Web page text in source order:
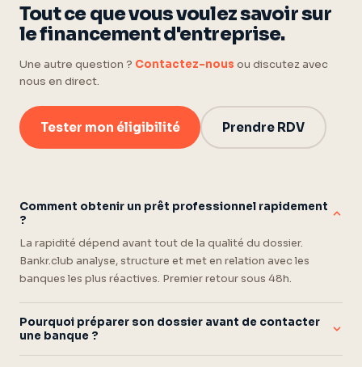
Tout ce que vous voulez savoir sur
le financement d'entreprise.
Une autre question ? Contactez-nous ou discutez avec
nous en direct.
Tester mon éligibilité Prendre RDV
Comment obtenir un prêt professionnel rapidement
?
La rapidité dépend avant tout de la qualité du dossier.
Bankr.club analyse, structure et met en relation avec les
banques les plus réactives. Premier retour sous 48h.
Pourquoi préparer son dossier avant de contacter
une banque ?
Présenter un dossier non structuré expose votre projet sans